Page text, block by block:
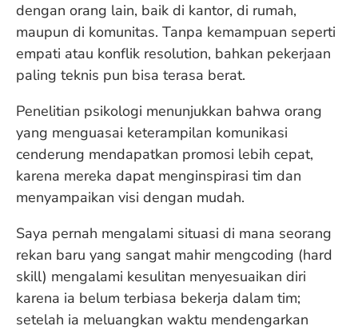
dengan orang lain, baik di kantor, di rumah,
maupun di komunitas. Tanpa kemampuan seperti
empati atau konflik resolution, bahkan pekerjaan
paling teknis pun bisa terasa berat.
Penelitian psikologi menunjukkan bahwa orang
yang menguasai keterampilan komunikasi
cenderung mendapatkan promosi lebih cepat,
karena mereka dapat menginspirasi tim dan
menyampaikan visi dengan mudah.
Saya pernah mengalami situasi di mana seorang
rekan baru yang sangat mahir mengcoding (hard
skill) mengalami kesulitan menyesuaikan diri
karena ia belum terbiasa bekerja dalam tim;
setelah ia meluangkan waktu mendengarkan